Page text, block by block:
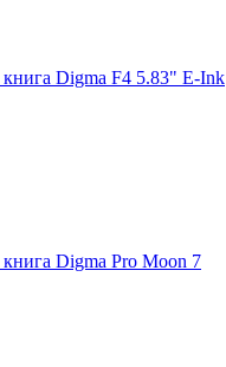
Digma F4 5.83" E-Ink
Digma Pro Moon 7